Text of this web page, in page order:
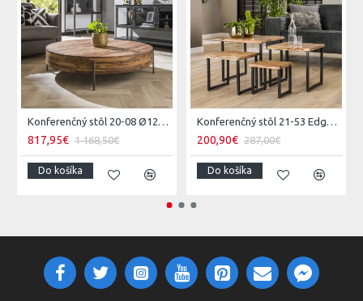
Konferenčný stôl 20-08 Ø120cm Daytona Drevo Orech-Saja
817,95€ 1 168,50€
Do košíka
Konferenčný stôl 21-53 Edge 50x50cm 4-set Drevo Acacia
200,90€ 287,00€
Do košíka